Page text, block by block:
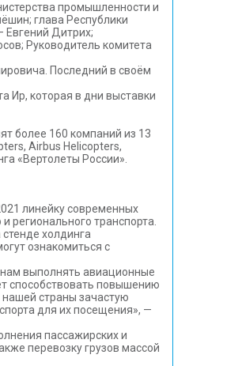
промышленности и
глава Республики
Евгений Дитрих;
Руководитель комитета
Последний в своём
Ир, которая в дни выставки
более 160 компаний из 13
Airbus Helicopters,
«Вертолеты России».
линейку современных
регионального транспорта.
холдинга
ознакомиться с
выполнять авиационные
способствовать повышению
нашей страны зачастую
для их посещения», —
пассажирских и
перевозку грузов массой